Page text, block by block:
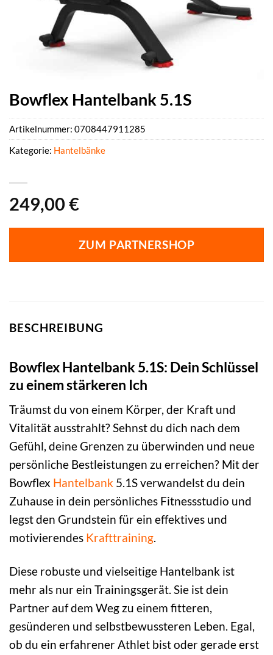
Bowflex Hantelbank 5.1S
249,00 €
ZUM PARTNERSHOP
Artikelnummer: 0708447911285
Kategorie: Hantelbänke
BESCHREIBUNG
Bowflex Hantelbank 5.1S: Dein Schlüssel
zu einem stärkeren Ich
Träumst du von einem Körper, der Kraft und
Vitalität ausstrahlt? Sehnst du dich nach dem
Gefühl, deine Grenzen zu überwinden und neue
persönliche Bestleistungen zu erreichen? Mit der
Bowflex Hantelbank 5.1S verwandelst du dein
Zuhause in dein persönliches Fitnessstudio und
legst den Grundstein für ein effektives und
motivierendes Krafttraining.
Diese robuste und vielseitige Hantelbank ist
mehr als nur ein Trainingsgerät. Sie ist dein
Partner auf dem Weg zu einem fitteren,
gesünderen und selbstbewussteren Leben. Egal,
ob du ein erfahrener Athlet bist oder gerade erst